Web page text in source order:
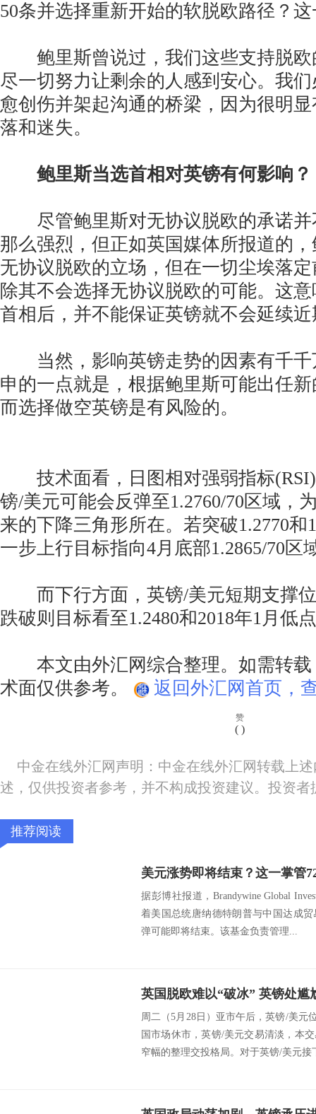
50条并选择重新开始的软脱欧路径？
鲍里斯曾说过，我们这些支持脱欧
尽一切努力让剩余的人感到安心。我
愈创伤并架起沟通的桥梁，因为很明
落和迷失。
鲍里斯当选首相对英镑有何影响？
尽管鲍里斯对无协议脱欧的承诺并
那么强烈，但正如英国媒体所报道的
无协议脱欧的立场，但在一切尘埃落
除其不会选择无协议脱欧的可能。这
首相后，并不能保证英镑就不会延续
当然，影响英镑走势的因素有千千
申的一点就是，根据鲍里斯可能出任
而选择做空英镑是有风险的。
技术面看，日图相对强弱指标(RSI)
镑/美元可能会反弹至1.2760/70区域，
来的下降三角形所在。若突破1.2770和
一步上行目标指向4月底部1.2865/70区
而下行方面，英镑/美元短期支撑位
跌破则目标看至1.2480和2018年1月低
本文由外汇网综合整理。如需转载
术面仅供参考。
返回外汇网首页，
赞
( )
中金在线外汇网声明：中金在线外汇网转载上
述，仅供投资者参考，并不构成投资建议。投资
推荐阅读
据彭博社报道，Brandywine Global
着美国总统唐纳德特朗普与中国达成
弹可能即将结束。该基金负责管理...
英国脱欧难以“破冰” 英镑处尴
周二（5月28日）亚市午后，英镑/美元
国市场休市，英镑/美元交易清淡，本
窄幅的整理交投格局。对于英镑/美元接